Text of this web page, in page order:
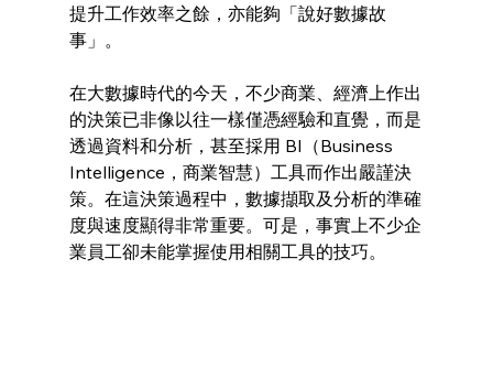
提升工作效率之餘，亦能夠「說好數據故
事」。
在大數據時代的今天，不少商業、經濟上作出
的決策已非像以往一樣僅憑經驗和直覺，而是
透過資料和分析，甚至採用 BI（Business
Intelligence，商業智慧）工具而作出嚴謹決
策。在這決策過程中，數據擷取及分析的準確
度與速度顯得非常重要。可是，事實上不少企
業員工卻未能掌握使用相關工具的技巧。